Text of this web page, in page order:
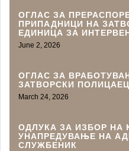
ОГЛАС ЗА
ПРИПАДНИЦИ НА
ЕДИНИЦА ЗА
June 2, 2026
ОГЛАС ЗА
ЗАТВОРСКИ ПОЛИЦАЕЦ
March 24, 2026
ОДЛУКА ЗА ИЗБОР НА
УНАПРЕДУВАЊЕ НА
СЛУЖБЕНИК